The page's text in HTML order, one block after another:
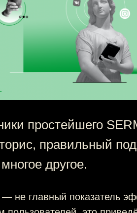
простейшего
правильный
другое.
не главный показатель